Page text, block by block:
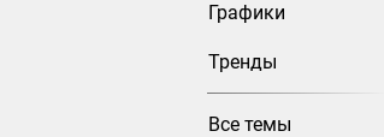
Графики
Тренды
Все темы